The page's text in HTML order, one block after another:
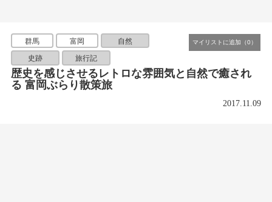
群馬 富岡 自然
史跡 旅行記
歴史を感じさせるレトロな雰囲気と自然で癒され
る 富岡ぶらり散策旅
2017.11.09